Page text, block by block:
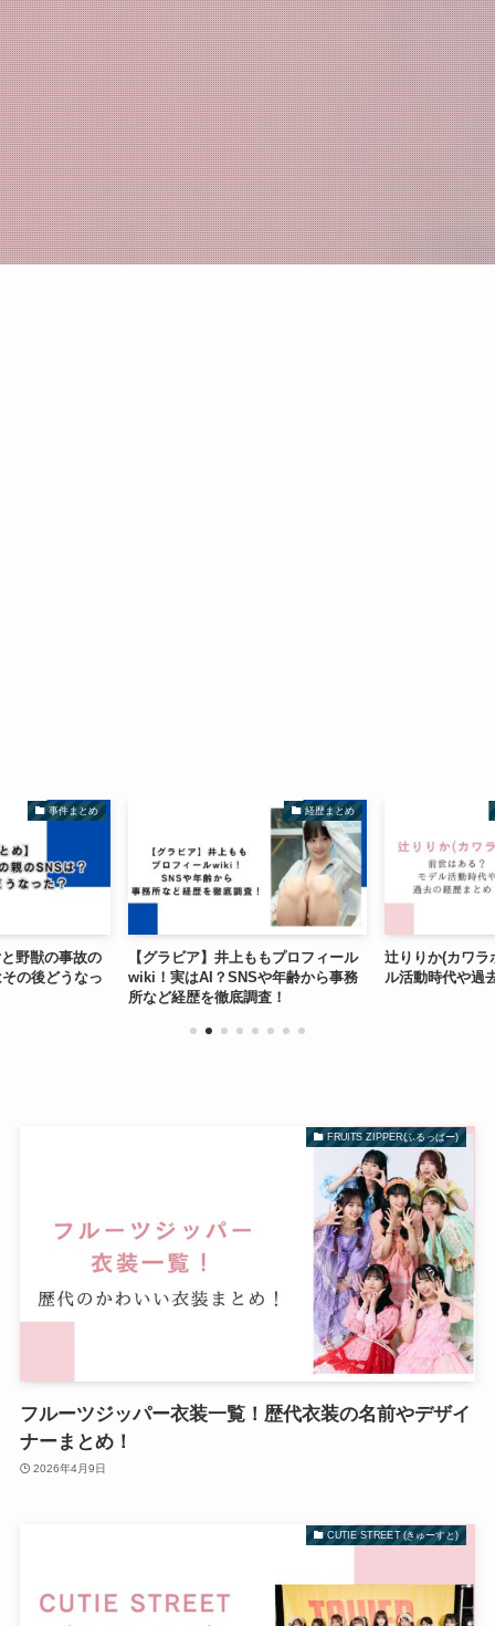
事件まとめ
野獣の事故の
の後どうなっ
経歴まとめ
【グラビア】井上ももプロフィール
wiki！実はAI？SNSや年齢から事務
所など経歴を徹底調査！
辻りりか(カワラ
ル活動時代や過
FRUITS ZIPPER(ふるっぱー)
フルーツジッパー衣装一覧！歴代衣装の名前やデザイ
ナーまとめ！
2026年4月9日
CUTIE STREET (きゅーすと)